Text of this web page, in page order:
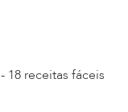
18 receitas fáceis